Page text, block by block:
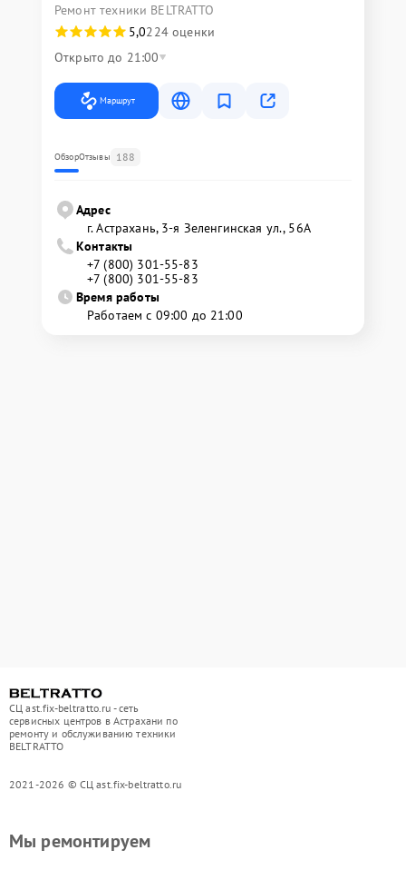
Ремонт техники BELTRATTO
5,0224 оценки
Открыто до 21:00
Маршрут
ОбзорОтзывы 188
Адрес
г. Астрахань, 3-я Зеленгинская ул., 56А
Контакты
+7 (800) 301-55-83
+7 (800) 301-55-83
Время работы
Работаем с 09:00 до 21:00
СЦ ast.fix-beltratto.ru - сеть
сервисных центров в Астрахани по
ремонту и обслуживанию техники
BELTRATTO
2021-2026 © СЦ ast.fix-beltratto.ru
Мы ремонтируем